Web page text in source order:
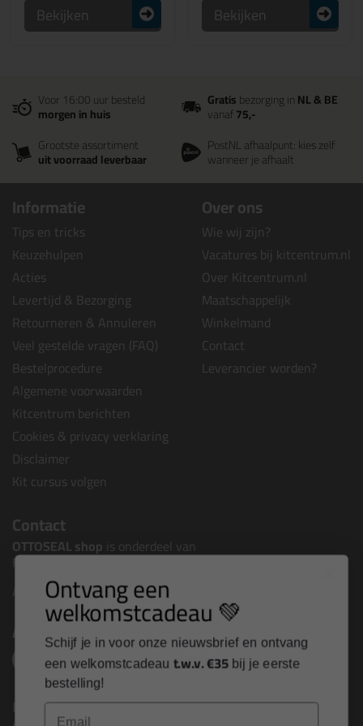
Bekijken Bekijken
Voor 16:00 uur besteld
morgen in huis
Gratisbezorging inNL & BE
vanaf75,-
Grootste assortiment
uit voorraad leverbaar
PostNL afhaalpunt: kies zelf
wanneer je afhaalt
Informatie
Tips en tricks
Keuzehulpen
Acties
Levertijd & Bezorging
Retourneren & Annuleren
Veel gestelde vragen (FAQ)
Bestelprocedure
Algemene voorwaarden
Kitcentrum berichten
Cookies & privacy verklaring
Disclaimer
Kit cursus volgen
Over ons
Wie wij zijn?
Vacatures bij kitcentrum.nl
Over Kitcentrum.nl
Maatschappelijk
Winkelmand
Contact
Leverancier worden?
Contact
OTTOSEAL shop is onderdeel van
Kitcentrum B.V.
Alle contactgegevens >
Altijd op de hoogte blijven?
Nieuws, tips en exclusieve deals rechtstreeks in je
Ontvang een
welkomstcadeau 💚
Schijf je in voor onze nieuwsbrief en ontvang
een welkomstcadeau t.w.v. €35 bij je eerste
bestelling!